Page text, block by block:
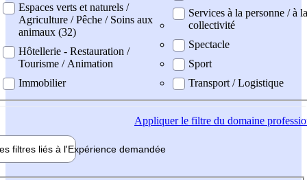
Espaces verts et naturels /
Agriculture / Pêche / Soins aux
animaux (32)
Hôtellerie - Restauration /
Tourisme / Animation
Immobilier
Services à la personne / à la
collectivité
Spectacle
Sport
Transport / Logistique
Appliquerle filtre du domaine
filtres liés à l'Expérience demandée